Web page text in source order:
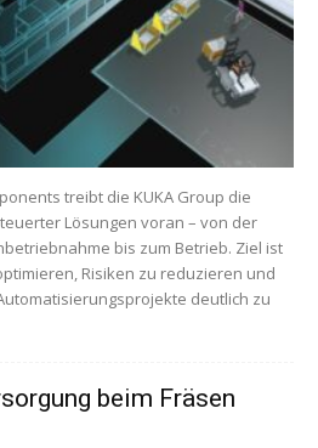
treibt die KUKA Group die
Lösungen voran – von der
bis zum Betrieb. Ziel ist
Risiken zu reduzieren und
deutlich zu
beim Fräsen